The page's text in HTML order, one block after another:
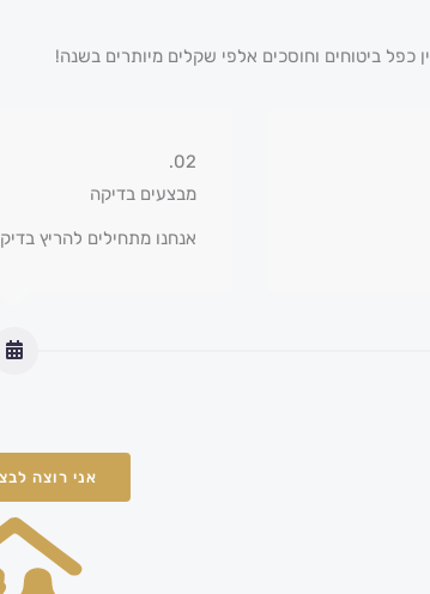
כפל ביטוחים וחוסכים אלפי שקלים מיותרים בשנה!
02.
מבצעים בדיקה
אנחנו מתחילים להריץ
אני רוצה